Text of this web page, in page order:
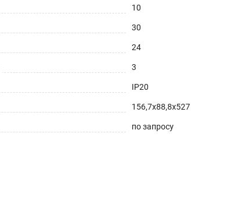
10
30
24
3
IP20
156,7х88,8х527
по запросу